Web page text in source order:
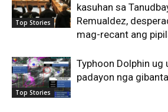
Top Stories
kasuhan sa
Remualdez,
mag-recant ang
Top Stories
Typhoon Dolphin ug
padayon nga